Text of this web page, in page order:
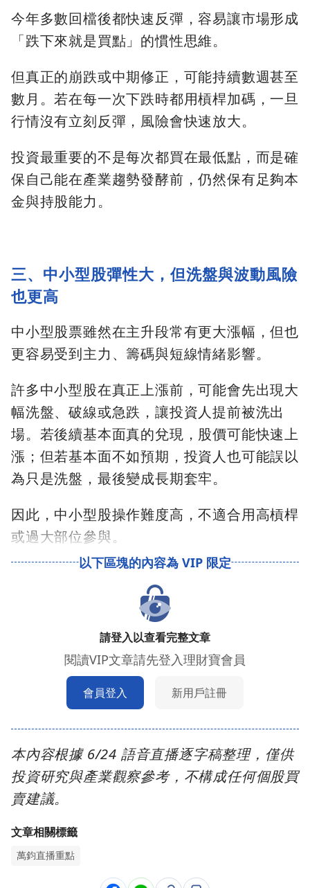
今年多數回檔後都快速反彈，容易讓市場形成
「跌下來就是買點」的慣性思維。
但真正的崩跌或中期修正，可能持續數週甚至
數月。若在每一次下跌時都用槓桿加碼，一旦
行情沒有立刻反彈，風險會快速放大。
投資最重要的不是每次都買在最低點，而是確
保自己能在產業趨勢發酵前，仍然保有足夠本
金與持股能力。
三、中小型股彈性大，但洗盤與波動風險
也更高
中小型股票雖然在主升段常有更大漲幅，但也
更容易受到主力、籌碼與短線情緒影響。
許多中小型股在真正上漲前，可能會先出現大
幅洗盤、破線或急跌，讓投資人提前被洗出
場。若後續基本面真的兌現，股價可能快速上
漲；但若基本面不如預期，投資人也可能誤以
為只是洗盤，最後變成長期套牢。
因此，中小型股操作難度高，不適合用高槓桿
或過大部位參與。
請登入以查看完整文章
閱讀VIP文章請先登入理財寶會員
會員登入 新用戶註冊
本內容根據 6/24 語音直播逐字稿整理，僅供
投資研究與產業觀察參考，不構成任何個股買
賣建議。
文章相關標籤
萬鈞直播重點